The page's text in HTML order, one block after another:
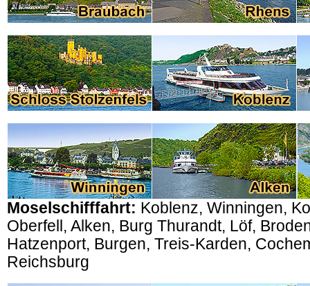
Moselschifffahrt: Koblenz, Winningen,
Oberfell, Alken, Burg Thurandt, Löf,
Hatzenport, Burgen, Treis-Karden,
Reichsburg